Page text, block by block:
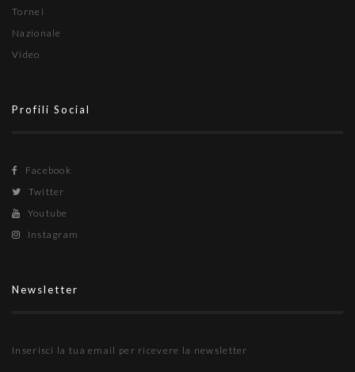
Tornei
Nazionale
Video
Profili Social
Facebook
Twitter
Youtube
Instagram
Newsletter
Inserisci la tua email per ricevere la newsletter